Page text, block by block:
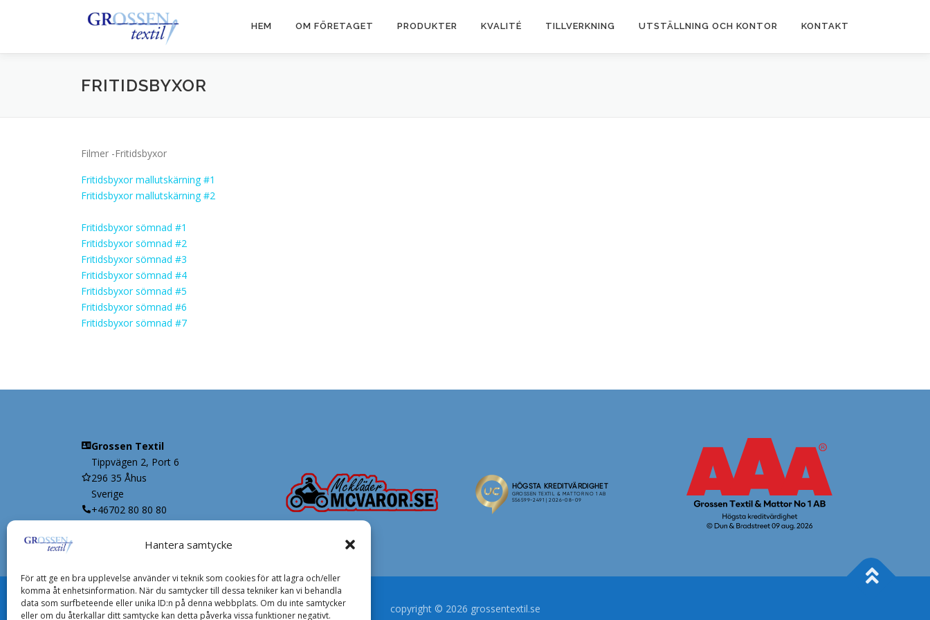
Hantera samtycke
För att ge en bra upplevelse använder vi teknik som cookies för att lagra och/eller
komma åt enhetsinformation. När du samtycker till dessa tekniker kan vi behandla
data som surfbeteende eller unika ID:n på denna webbplats. Om du inte samtycker
eller om du återkallar ditt samtycke kan detta påverka vissa funktioner negativt.
HEM OM FÖRETAGET PRODUKTER KVALITÉ TILLVERKNING UTSTÄLLNING OCH KONTOR KONTAKT
FRITIDSBYXOR
Filmer -Fritidsbyxor
Fritidsbyxor mallutskärning #1
Fritidsbyxor mallutskärning #2
Fritidsbyxor sömnad #1
Fritidsbyxor sömnad #2
Fritidsbyxor sömnad #3
Fritidsbyxor sömnad #4
Fritidsbyxor sömnad #5
Fritidsbyxor sömnad #6
Fritidsbyxor sömnad #7
Grossen Textil
Tippvägen 2, Port 6
296 35 Åhus
Sverige
+46702 80 80 80
copyright © 2026 grossentextil.se